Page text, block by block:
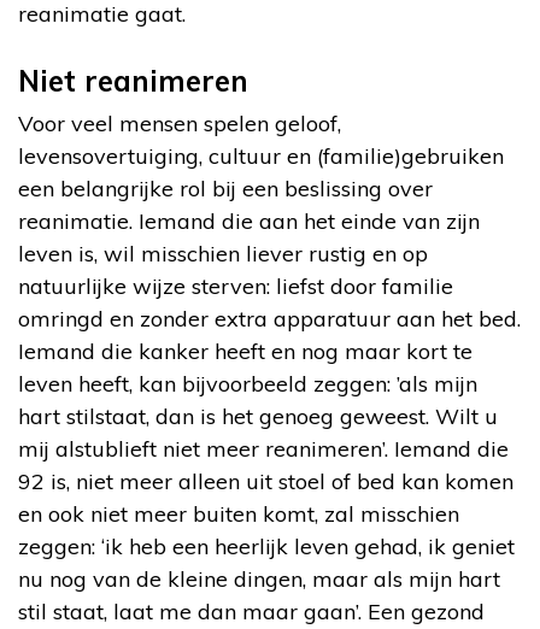
reanimatie gaat.
Niet reanimeren
Voor veel mensen spelen geloof,
levensovertuiging, cultuur en (familie)gebruiken
een belangrijke rol bij een beslissing over
reanimatie. Iemand die aan het einde van zijn
leven is, wil misschien liever rustig en op
natuurlijke wijze sterven: liefst door familie
omringd en zonder extra apparatuur aan het bed.
Iemand die kanker heeft en nog maar kort te
leven heeft, kan bijvoorbeeld zeggen: ’als mijn
hart stilstaat, dan is het genoeg geweest. Wilt u
mij alstublieft niet meer reanimeren’. Iemand die
92 is, niet meer alleen uit stoel of bed kan komen
en ook niet meer buiten komt, zal misschien
zeggen: ‘ik heb een heerlijk leven gehad, ik geniet
nu nog van de kleine dingen, maar als mijn hart
stil staat, laat me dan maar gaan’. Een gezond